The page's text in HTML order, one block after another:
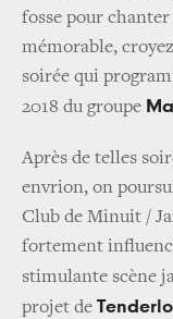
fosse pour chanter
mémorable,
soirée qui
2018 du groupe
Après de telles
envrion, on
Club de Minuit /
fortement
stimulante scène
projet de